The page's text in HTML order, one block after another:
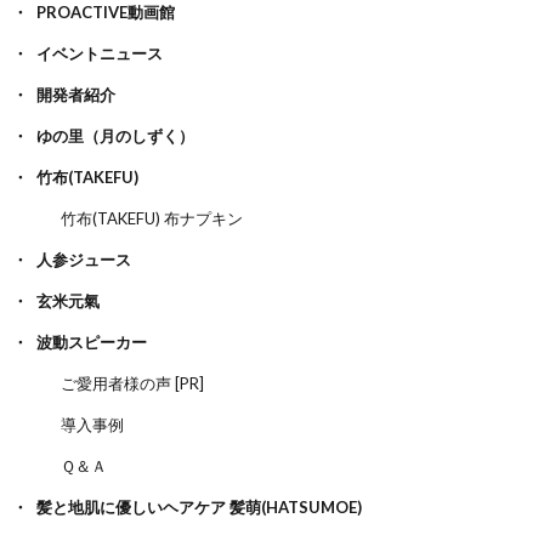
PROACTIVE動画館
イベントニュース
開発者紹介
ゆの里（月のしずく）
竹布(TAKEFU)
竹布(TAKEFU) 布ナプキン
人参ジュース
玄米元氣
波動スピーカー
ご愛用者様の声 [PR]
導入事例
Ｑ＆Ａ
髪と地肌に優しいヘアケア 髪萌(HATSUMOE)